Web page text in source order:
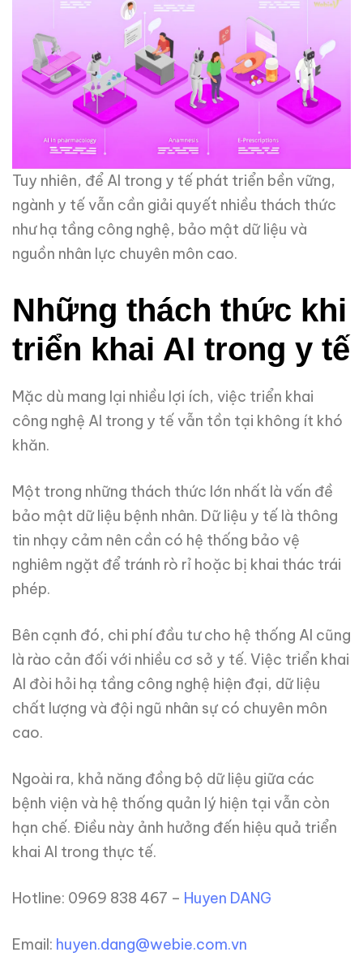
Tuy nhiên, để AI trong y tế phát triển bền vững,
ngành y tế vẫn cần giải quyết nhiều thách thức
như hạ tầng công nghệ, bảo mật dữ liệu và
nguồn nhân lực chuyên môn cao.
Những thách thức khi
triển khai AI trong y tế
Mặc dù mang lại nhiều lợi ích, việc triển khai
công nghệ AI trong y tế vẫn tồn tại không ít khó
khăn.
Một trong những thách thức lớn nhất là vấn đề
bảo mật dữ liệu bệnh nhân. Dữ liệu y tế là thông
tin nhạy cảm nên cần có hệ thống bảo vệ
nghiêm ngặt để tránh rò rỉ hoặc bị khai thác trái
phép.
Bên cạnh đó, chi phí đầu tư cho hệ thống AI cũng
là rào cản đối với nhiều cơ sở y tế. Việc triển khai
AI đòi hỏi hạ tầng công nghệ hiện đại, dữ liệu
chất lượng và đội ngũ nhân sự có chuyên môn
cao.
Ngoài ra, khả năng đồng bộ dữ liệu giữa các
bệnh viện và hệ thống quản lý hiện tại vẫn còn
hạn chế. Điều này ảnh hưởng đến hiệu quả triển
khai AI trong thực tế.
Hotline: 0969 838 467 – Huyen DANG
Email: huyen.dang@webie.com.vn